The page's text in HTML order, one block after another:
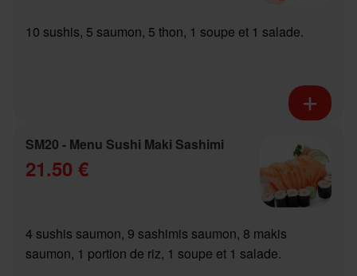
10 sushis, 5 saumon, 5 thon, 1 soupe et 1 salade.
SM20 - Menu Sushi Maki Sashimi
21.50 €
4 sushis saumon, 9 sashimis saumon, 8 makis
saumon, 1 portion de riz, 1 soupe et 1 salade.